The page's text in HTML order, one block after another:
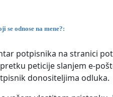
se odnose na mene?:
potpisnika na stranici
peticije slanjem e-
donositeljima odluka.